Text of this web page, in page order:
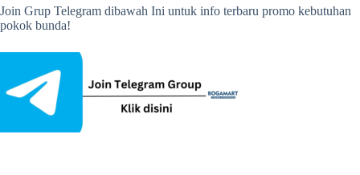
Join Grup Telegram dibawah Ini untuk info terbaru promo kebutuhan
pokok bunda!